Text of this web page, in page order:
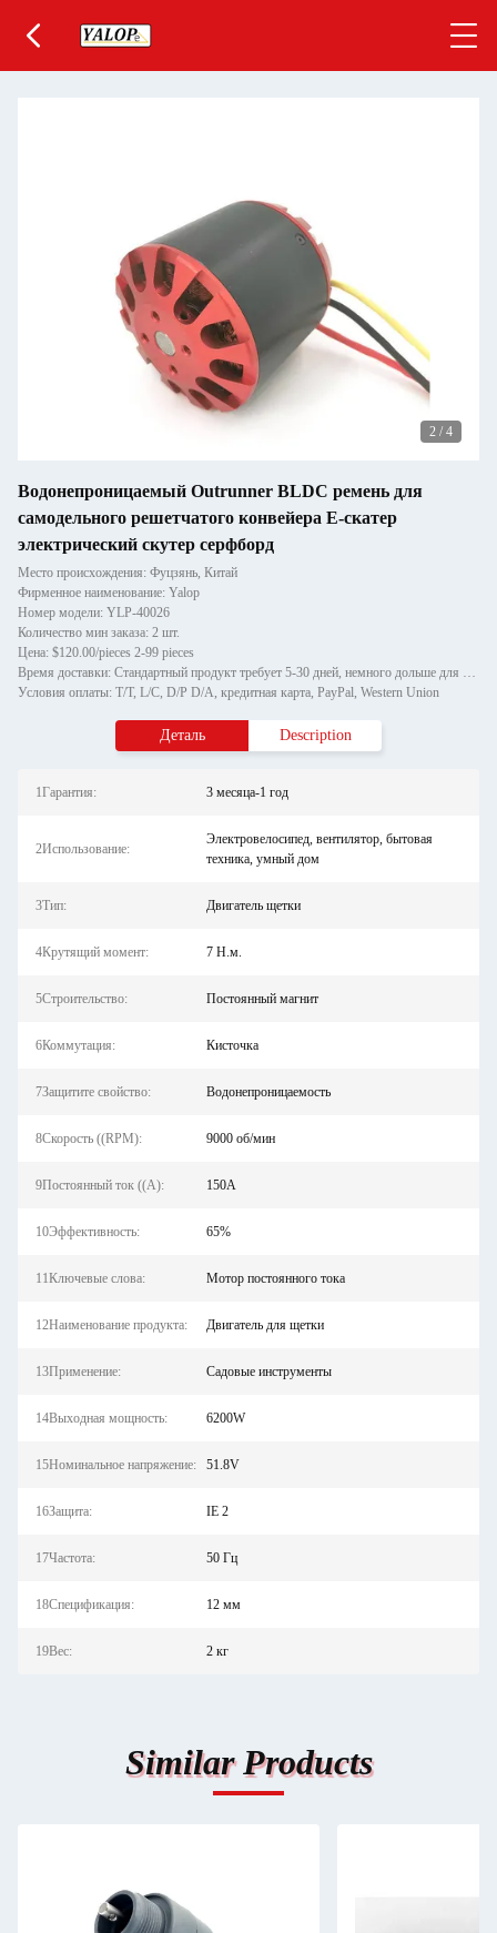
2 / 4
Водонепроницаемый Outrunner BLDC ремень для
самодельного решетчатого конвейера E-скатер
электрический скутер серфборд
Место происхождения: Фуцзянь, Китай
Фирменное наименование: Yalop
Номер модели: YLP-40026
Количество мин заказа: 2 шт.
Цена: $120.00/pieces 2-99 pieces
Время доставки: Стандартный продукт требует 5-30 дней, немного дольше для индивидуальных продуктов.
Условия оплаты: T/T, L/C, D/P D/A, кредитная карта, PayPal, Western Union
Деталь Description
1Гарантия: 3 месяца-1 год
2Использование:
Электровелосипед, вентилятор, бытовая
техника, умный дом
3Тип: Двигатель щетки
4Крутящий момент: 7 Н.м.
5Строительство: Постоянный магнит
6Коммутация: Кисточка
7Защитите свойство: Водонепроницаемость
8Скорость ((RPM): 9000 об/мин
9Постоянный ток ((А): 150A
10Эффективность: 65%
11Ключевые слова: Мотор постоянного тока
12Наименование продукта: Двигатель для щетки
13Применение: Садовые инструменты
14Выходная мощность: 6200W
15Номинальное напряжение: 51.8V
16Защита: IE 2
17Частота: 50 Гц
18Спецификация: 12 мм
19Вес: 2 кг
Similar Products